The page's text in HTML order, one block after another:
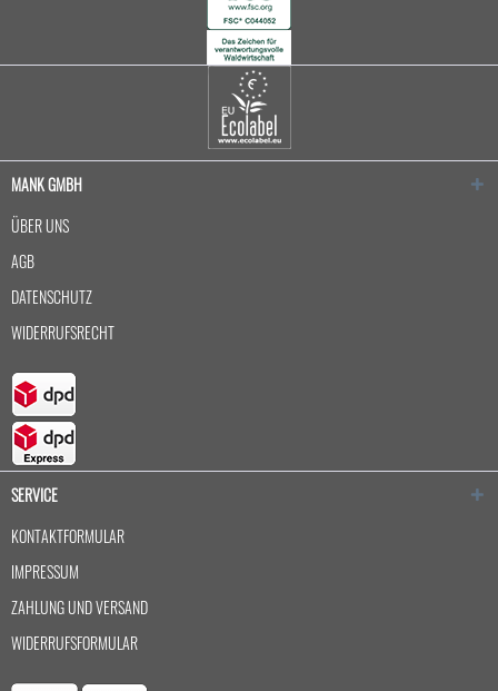
MANK GMBH
ÜBER UNS
AGB
DATENSCHUTZ
WIDERRUFSRECHT
SERVICE
KONTAKTFORMULAR
IMPRESSUM
ZAHLUNG UND VERSAND
WIDERRUFSFORMULAR